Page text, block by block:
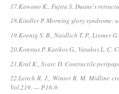
17.Kawano K., Fujita S. Duane's
18.Kindler P. Morning glory syndrome:
19.Koenig S. B., Naidlich T. P., Lissner
20.Konstas P. Katikos G., Vatakas L.
21.Kral K., Svarc D. Contractile
22.Leitch R. J., Winter R. M. Midline
Vol.219. — P.16-9.